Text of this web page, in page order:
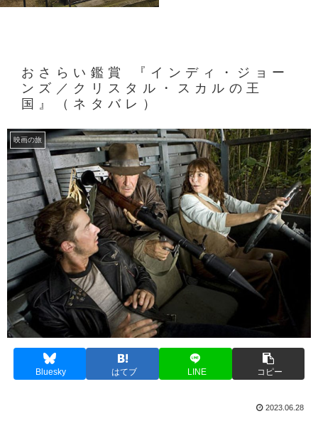
おさらい鑑賞 『インディ・ジョー
ンズ／クリスタル・スカルの王
国』（ネタバレ）
映画の旅
Bluesky はてブ LINE コピー
2023.06.28